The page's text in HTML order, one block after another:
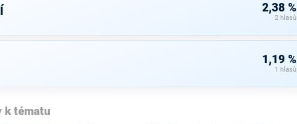
2,38 %
2 hlasů
1,19 %
1 hlasů
k tématu